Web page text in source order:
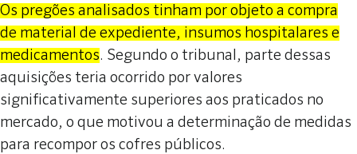
Os pregões analisados tinham por objeto a compra
de material de expediente, insumos hospitalares e
medicamentos. Segundo o tribunal, parte dessas
aquisições teria ocorrido por valores
significativamente superiores aos praticados no
mercado, o que motivou a determinação de medidas
para recompor os cofres públicos.